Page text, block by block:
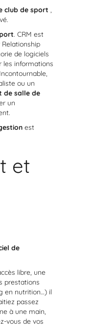
club de sport ,
. CRM est
de logiciels
les informations
ou un
de salle de
un
est
et
de
libre, une
prestations
en nutrition…) il
passez
à une main,
vous de vos